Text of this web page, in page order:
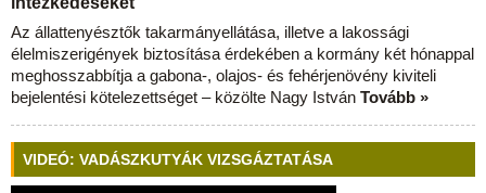
Az állattenyésztők takarmányellátása, illetve a lakossági
élelmiszerigények biztosítása érdekében a kormány két hónappal
meghosszabbítja a gabona-, olajos- és fehérjenövény kiviteli
bejelentési kötelezettséget – közölte Nagy István Tovább »
VIDEÓ: VADÁSZKUTYÁK VIZSGÁZTATÁSA